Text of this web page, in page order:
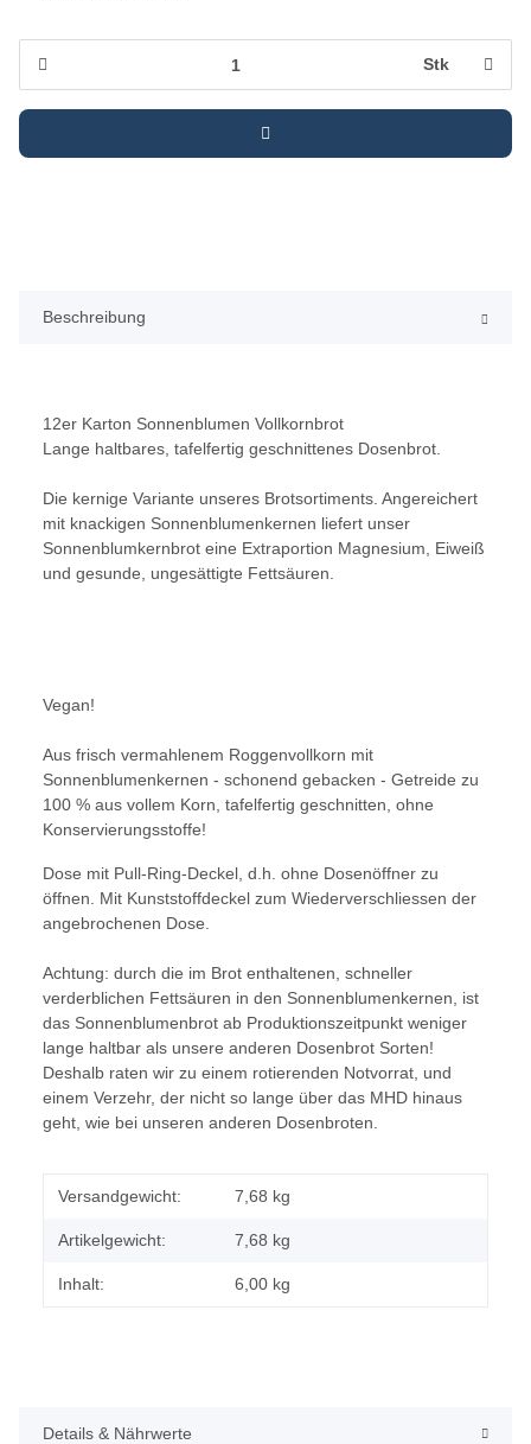
Stk
Beschreibung
12er Karton Sonnenblumen Vollkornbrot
Lange haltbares, tafelfertig geschnittenes Dosenbrot.
Die kernige Variante unseres Brotsortiments. Angereichert
mit knackigen Sonnenblumenkernen liefert unser
Sonnenblumkernbrot eine Extraportion Magnesium, Eiweiß
und gesunde, ungesättigte Fettsäuren.
Vegan!
Aus frisch vermahlenem Roggenvollkorn mit
Sonnenblumenkernen - schonend gebacken - Getreide zu
100 % aus vollem Korn, tafelfertig geschnitten, ohne
Konservierungsstoffe!
Dose mit Pull-Ring-Deckel, d.h. ohne Dosenöffner zu
öffnen. Mit Kunststoffdeckel zum Wiederverschliessen der
angebrochenen Dose.
Achtung: durch die im Brot enthaltenen, schneller
verderblichen Fettsäuren in den Sonnenblumenkernen, ist
das Sonnenblumenbrot ab Produktionszeitpunkt weniger
lange haltbar als unsere anderen Dosenbrot Sorten!
Deshalb raten wir zu einem rotierenden Notvorrat, und
einem Verzehr, der nicht so lange über das MHD hinaus
geht, wie bei unseren anderen Dosenbroten.
Versandgewicht: 7,68 kg
Artikelgewicht: 7,68 kg
Inhalt: 6,00 kg
Details & Nährwerte